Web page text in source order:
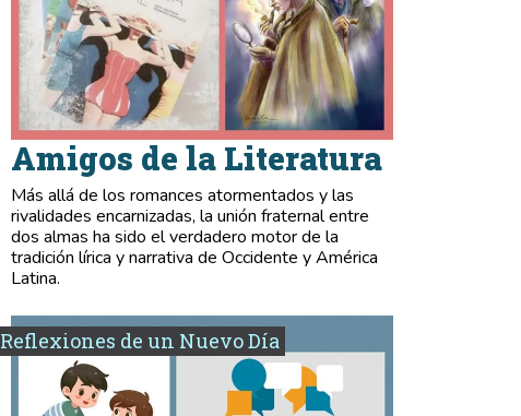
Amigos de la Literatura
Más allá de los romances atormentados y las
rivalidades encarnizadas, la unión fraternal entre
dos almas ha sido el verdadero motor de la
tradición lírica y narrativa de Occidente y América
Latina.
Reflexiones de un Nuevo Día